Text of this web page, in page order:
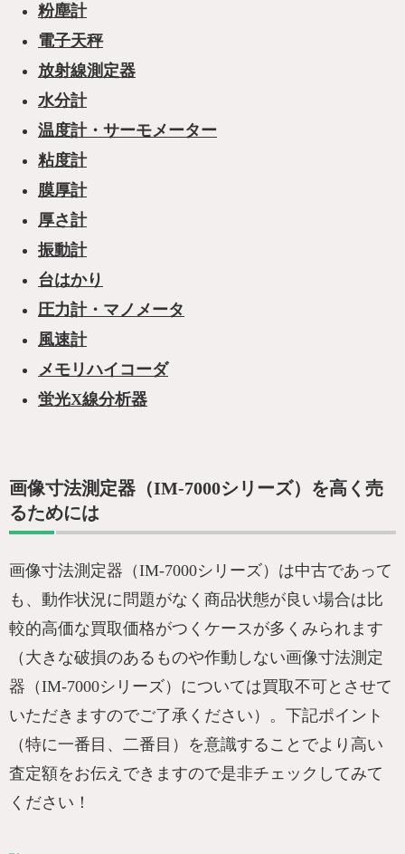
粉塵計
電子天秤
放射線測定器
水分計
温度計・サーモメーター
粘度計
膜厚計
厚さ計
振動計
台はかり
圧力計・マノメータ
風速計
メモリハイコーダ
蛍光X線分析器
画像寸法測定器（IM-7000シリーズ）を高く売
るためには
画像寸法測定器（IM-7000シリーズ）は中古であって
も、動作状況に問題がなく商品状態が良い場合は比
較的高価な買取価格がつくケースが多くみられます
（大きな破損のあるものや作動しない画像寸法測定
器（IM-7000シリーズ）については買取不可とさせて
いただきますのでご了承ください）。下記ポイント
（特に一番目、二番目）を意識することでより高い
査定額をお伝えできますので是非チェックしてみて
ください！